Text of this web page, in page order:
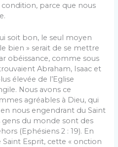
parce que nous
soit bon, le seul moyen
bien » serait de se mettre
obéissance, comme sous
Abraham, Isaac et
élevée de l’Eglise
Nous avons ce
agréables à Dieu, qui
nous engendrant du Saint
gens du monde sont des
(Ephésiens 2 : 19). En
Saint Esprit, cette « onction